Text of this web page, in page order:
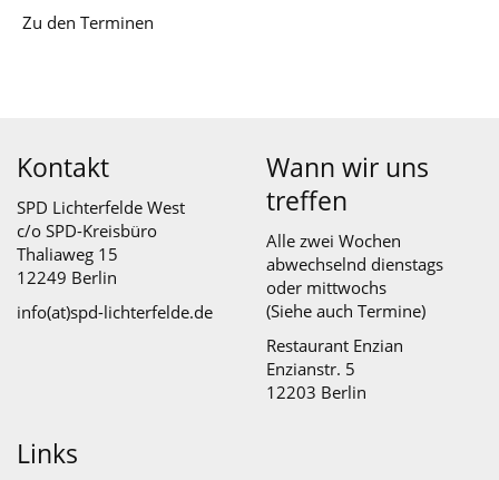
Zu den Terminen
Kontakt
SPD Lichterfelde West
c/o SPD-Kreisbüro
Thaliaweg 15
12249 Berlin
info(at)spd-lichterfelde.de
Wann wir uns
treffen
Alle zwei Wochen
abwechselnd dienstags
oder mittwochs
(Siehe auch Termine)
Restaurant Enzian
Enzianstr. 5
12203 Berlin
Links